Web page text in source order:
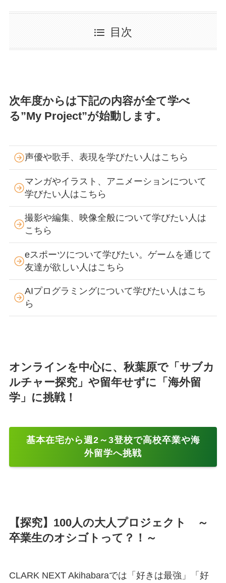
目次
次年度からは下記の内容が全て学べ
る”My Project”が始動します。
声優や歌手、表現を学びたい人はこちら
マンガやイラスト、アニメーションについて
学びたい人はこちら
撮影や編集、映像全般について学びたい人は
こちら
eスポーツについて学びたい。ゲームを通じて
友達が欲しい人はこちら
AIプログラミングについて学びたい人はこち
ら
オンラインを中心に、秋葉原で「サブカ
ルチャー探究」や留年せずに「海外留
学」に挑戦！
基本在宅から週2～3登校で高校卒業や海
外留学へ挑戦
【探究】100人の大人プロジェクト ～
卒業生のオシゴトって？！～
CLARK NEXT Akihabaraでは「好きは最強」「好